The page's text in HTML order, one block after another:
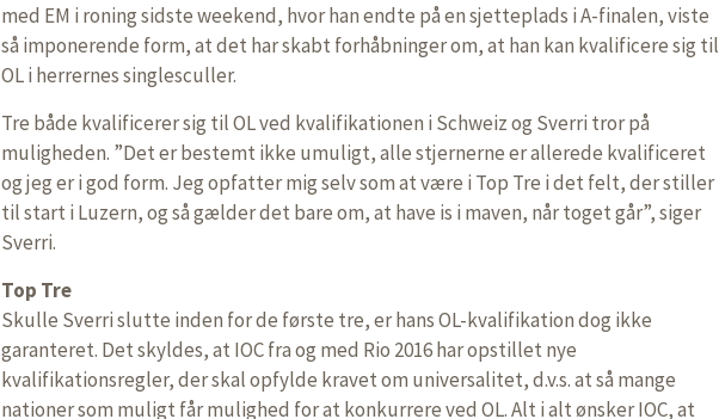
med EM i roning sidste weekend, hvor han endte på en sjetteplads i A-finalen, viste
så imponerende form, at det har skabt forhåbninger om, at han kan kvalificere sig til
OL i herrernes singlesculler.
Tre både kvalificerer sig til OL ved kvalifikationen i Schweiz og Sverri tror på
muligheden. ”Det er bestemt ikke umuligt, alle stjernerne er allerede kvalificeret
og jeg er i god form. Jeg opfatter mig selv som at være i Top Tre i det felt, der stiller
til start i Luzern, og så gælder det bare om, at have is i maven, når toget går”, siger
Sverri.
Top Tre
Skulle Sverri slutte inden for de første tre, er hans OL-kvalifikation dog ikke
garanteret. Det skyldes, at IOC fra og med Rio 2016 har opstillet nye
kvalifikationsregler, der skal opfylde kravet om universalitet, d.v.s. at så mange
nationer som muligt får mulighed for at konkurrere ved OL. Alt i alt ønsker IOC, at